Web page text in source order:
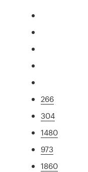
266
304
1480
973
1860